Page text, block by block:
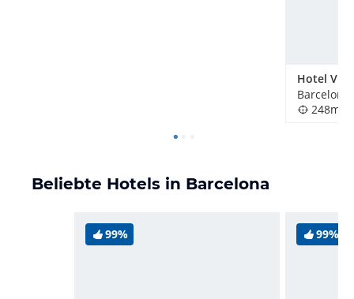
Hotel
248m
Beliebte Hotels in Barcelona
99% 99%